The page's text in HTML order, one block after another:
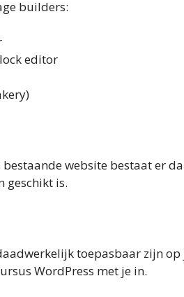
builders:
editor
bestaande website bestaat er
geschikt is.
toepasbaar zijn op
WordPress met je in.